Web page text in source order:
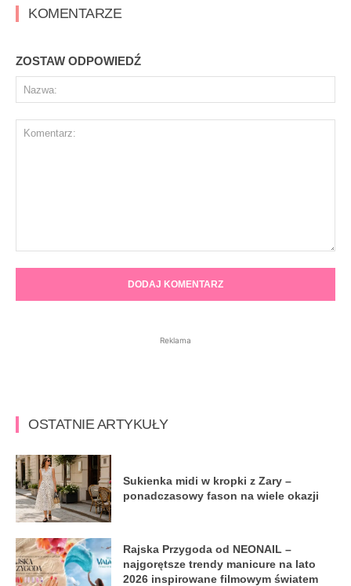
KOMENTARZE
ZOSTAW ODPOWIEDŹ
Reklama
OSTATNIE ARTYKUŁY
Sukienka midi w kropki z Zary –
ponadczasowy fason na wiele okazji
Rajska Przygoda od NEONAIL –
najgorętsze trendy manicure na lato
2026 inspirowane filmowym światem